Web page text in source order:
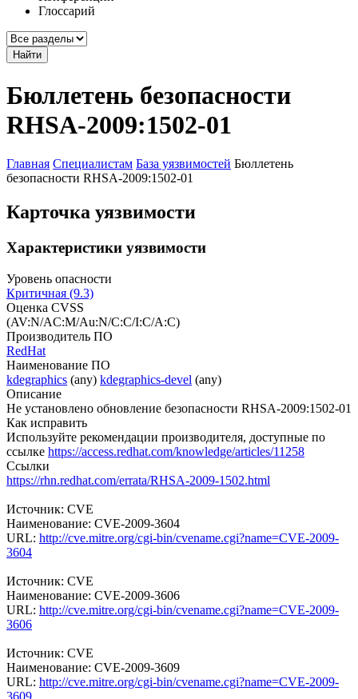
Глоссарий
Найти
Бюллетень безопасности
RHSA-2009:1502-01
Главная Специалистам База уязвимостей Бюллетень
безопасности RHSA-2009:1502-01
Карточка уязвимости
Характеристики уязвимости
Уровень опасности
Критичная (9.3)
Оценка CVSS
(AV:N/AC:M/Au:N/C:C/I:C/A:C)
Производитель ПО
RedHat
Наименование ПО
kdegraphics (any) kdegraphics-devel (any)
Описание
Не установлено обновление безопасности RHSA-2009:1502-01
Как исправить
Используйте рекомендации производителя, доступные по
ссылке https://access.redhat.com/knowledge/articles/11258
Ссылки
https://rhn.redhat.com/errata/RHSA-2009-1502.html
Источник: CVE
Наименование: CVE-2009-3604
URL: http://cve.mitre.org/cgi-bin/cvename.cgi?name=CVE-2009-
3604
Источник: CVE
Наименование: CVE-2009-3606
URL: http://cve.mitre.org/cgi-bin/cvename.cgi?name=CVE-2009-
3606
Источник: CVE
Наименование: CVE-2009-3609
URL: http://cve.mitre.org/cgi-bin/cvename.cgi?name=CVE-2009-
3609